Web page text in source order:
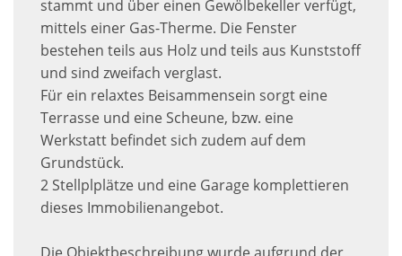
stammt und über einen Gewölbekeller verfügt,
mittels einer Gas-Therme. Die Fenster
bestehen teils aus Holz und teils aus Kunststoff
und sind zweifach verglast.
Für ein relaxtes Beisammensein sorgt eine
Terrasse und eine Scheune, bzw. eine
Werkstatt befindet sich zudem auf dem
Grundstück.
2 Stellplplätze und eine Garage komplettieren
dieses Immobilienangebot.